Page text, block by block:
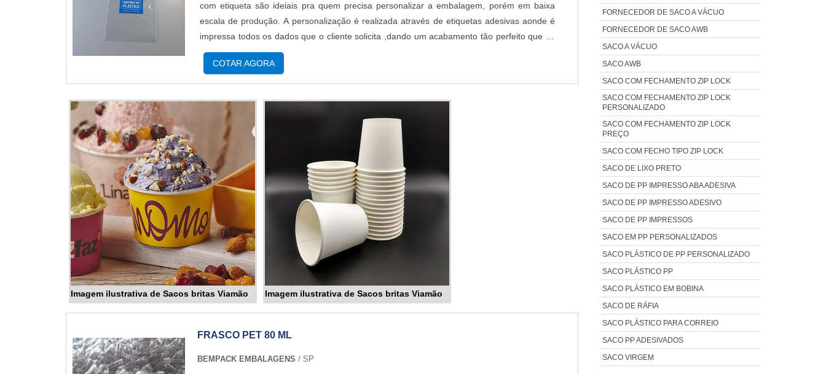
com etiqueta são ideiais pra quem precisa personalizar a embalagem, porém em baixa
escala de produção. A personalização é realizada através de etiquetas adesivas aonde é
impressa todos os dados que o cliente solicita ,dando um acabamento tão perfeito que se
assemelha muito ao impresso. Além disso, o produto oferece:Isolamento do
produto;Estrutura f...
COTAR AGORA
Imagem ilustrativa de Sacos britas Viamão Imagem ilustrativa de Sacos britas Viamão
FRASCO PET 80 ML
BEMPACK EMBALAGENS / SP
FORNECEDOR DE SACO A VÁCUO
FORNECEDOR DE SACO AWB
SACO A VÁCUO
SACO AWB
SACO COM FECHAMENTO ZIP LOCK
SACO COM FECHAMENTO ZIP LOCK
PERSONALIZADO
SACO COM FECHAMENTO ZIP LOCK
PREÇO
SACO COM FECHO TIPO ZIP LOCK
SACO DE LIXO PRETO
SACO DE PP IMPRESSO ABA ADESIVA
SACO DE PP IMPRESSO ADESIVO
SACO DE PP IMPRESSOS
SACO EM PP PERSONALIZADOS
SACO PLÁSTICO DE PP PERSONALIZADO
SACO PLÁSTICO PP
SACO PLÁSTICO EM BOBINA
SACO DE RÁFIA
SACO PLÁSTICO PARA CORREIO
SACO PP ADESIVADOS
SACO VIRGEM